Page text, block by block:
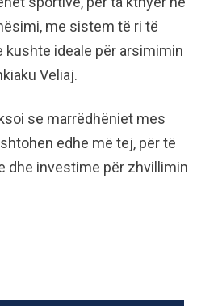
me sistem të ri të
ideale për arsimimin
Veliaj.
se marrëdhëniet mes
edhe më tej, për të
dhe investime për zhvillimin